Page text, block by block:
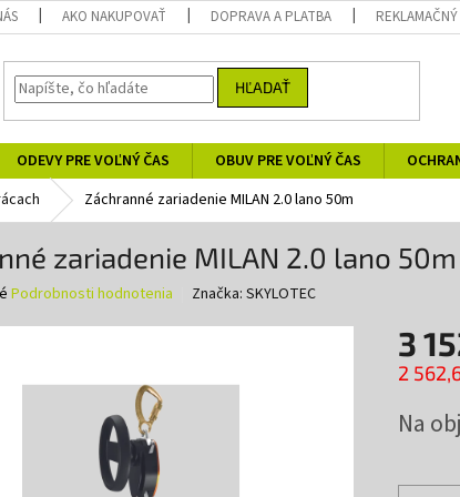
AKO NAKUPOVAŤ DOPRAVA A PLATBA REKLAMAČNÝ
HĽADAŤ
ODEVY PRE VOĽNÝ ČAS OBUV PRE VOĽNÝ ČAS
Záchranné zariadenie MILAN 2.0 lano 50m
zariadenie MILAN 2.0 lano 50m
Podrobnosti hodnotenia Značka: SKYLOTEC
3
2
cena:
Na